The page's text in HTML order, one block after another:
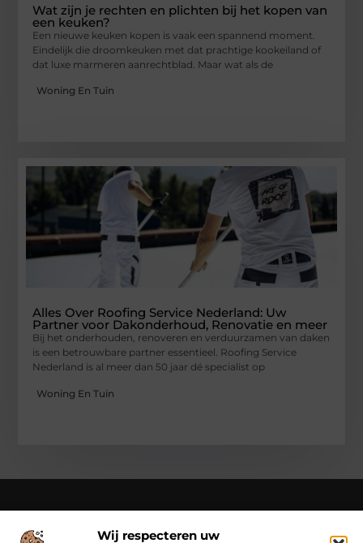
Wij respecteren uw
Wat zijn je rechten en plichten bij het kopen van
een keuken?
Een nieuwe keuken kopen is vaak een spannend moment.
Eindelijk die droomkeuken met dat prachtige kookeiland of
dat luxe marmeren aanrechtblad. Maar wat als de
Woning En Tuin
Alles Over Roofing Service Nederland: Uw
Partner voor Dakonderhoud, Renovatie en meer
Bij het onderhouden, renoveren en verduurzamen van daken
is een betrouwbare partner essentieel. Roofing Service
Nederland is al meer dan 50 jaar dé specialist op
Woning En Tuin